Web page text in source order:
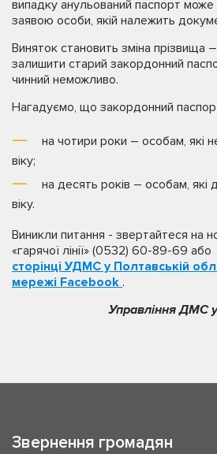
випадку анульований паспорт може
заявою особи, якій належить
Виняток становить зміна прізвища
залишити старий закордонний
чинний неможливо.
Нагадуємо, що закордонний
на чотири роки – особам, які
віку;
на десять років – особам, які
віку.
Виникли питання - звертайтеся на
«гарячої лінії» (0532) 60-89-69 або
сторінці УДМС у Полтавській
мережі Facebook .
Управління ДМС у
Звернення громадян